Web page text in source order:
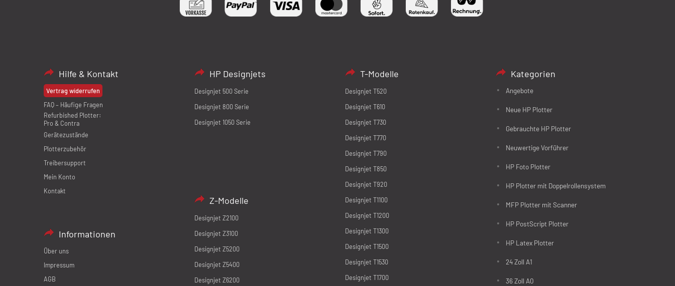
Hilfe & Kontakt
Vertrag widerrufen
FAQ – Häufige Fragen
Refurbished Plotter:
Pro & Contra
Gerätezustände
Plotterzubehör
Treibersupport
Mein Konto
Kontakt
Informationen
Über uns
Impressum
AGB
HP Designjets
Designjet 500 Serie
Designjet 800 Serie
Designjet 1050 Serie
Z-Modelle
Designjet Z2100
Designjet Z3100
Designjet Z5200
Designjet Z5400
Designjet Z6200
T-Modelle
Designjet T520
Designjet T610
Designjet T730
Designjet T770
Designjet T790
Designjet T850
Designjet T920
Designjet T1100
Designjet T1200
Designjet T1300
Designjet T1500
Designjet T1530
Designjet T1700
Kategorien
Angebote
Neue HP Plotter
Gebrauchte HP Plotter
Neuwertige Vorführer
HP Foto Plotter
HP Plotter mit Doppelrollensystem
MFP Plotter mit Scanner
HP PostScript Plotter
HP Latex Plotter
24 Zoll A1
36 Zoll A0